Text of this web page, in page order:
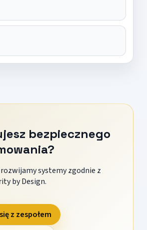
bezpiecznego
systemy zgodnie z
by Design.
z zespołem